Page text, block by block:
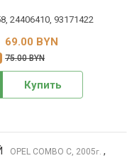
24406410, 93171422
69.00 BYN
75.00 BYN
Купить
OPEL COMBO C, 2005г. ,